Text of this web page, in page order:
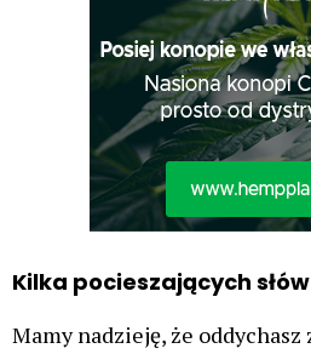
Kilka pocieszających
Mamy nadzieję, że oddychasz